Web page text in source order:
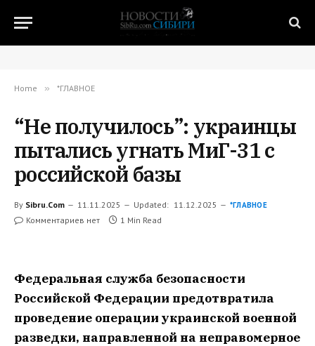
Home » *ГЛАВНОЕ
“Не получилось”: украинцы
пытались угнать МиГ-31 с
российской базы
By Sibru.Com 11.11.2025 Updated: 11.12.2025 *ГЛАВНОЕ
Комментариев нет 1 Min Read
Федеральная служба безопасности
Российской Федерации предотвратила
проведение операции украинской военной
разведки, направленной на неправомерное